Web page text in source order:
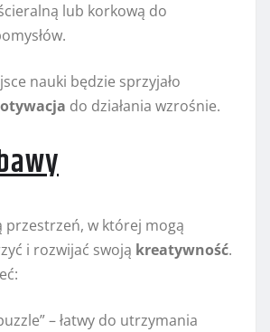
lub korkową do
nauki będzie sprzyjało
do działania wzrośnie.
przestrzeń, w której mogą
i rozwijać swoją kreatywność.
– łatwy do utrzymania